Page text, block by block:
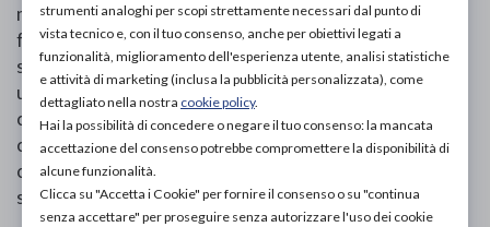
mantenere la colonna vertebrale in equilibrio e nella sua
forma ad "S" naturale. La forma particolare a cuneo
spinge il bacino in avanti favorendo la distribuzione
uniforme del peso su tutta la superficie di seduta e
contribuendo a mantenere la curva naturale della
colonna così da ottenere un a posizione di seduta più
confortevole tale da contribuire a ridurre fatica e
stress.
strumenti analoghi per scopi strettamente necessari dal punto di
vista tecnico e, con il tuo consenso, anche per obiettivi legati a
funzionalità, miglioramento dell'esperienza utente, analisi statistiche
e attività di marketing (inclusa la pubblicità personalizzata), come
dettagliato nella nostra cookie policy.
Hai la possibilità di concedere o negare il tuo consenso: la mancata
accettazione del consenso potrebbe compromettere la disponibilità di
alcune funzionalità.
Clicca su "Accetta i Cookie" per fornire il consenso o su "continua
senza accettare" per proseguire senza autorizzare l'uso dei cookie